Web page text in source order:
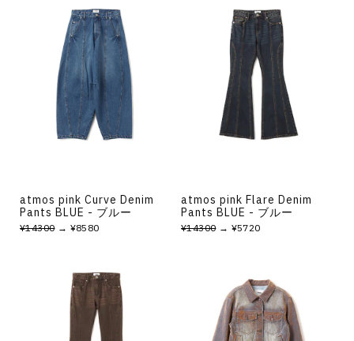
atmos pink Curve Denim
Pants BLUE - ブルー
¥14300→ ¥8580
atmos pink Flare Denim
Pants BLUE - ブルー
¥14300→ ¥5720